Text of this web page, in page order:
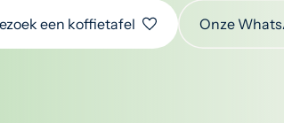
een koffietafel Onze